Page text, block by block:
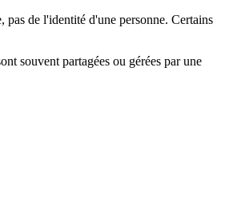
pas de l'identité d'une personne. Certains
souvent partagées ou gérées par une